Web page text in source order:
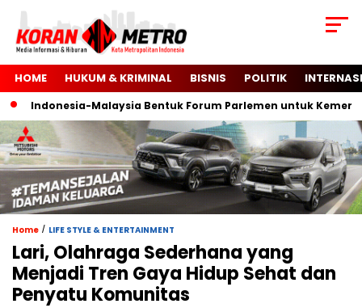
HOME HUKUM & KRIMINAL BISNIS POLITIK
Indonesia-Malaysia Bentuk Forum Parlemen untuk
Home / LIFE STYLE & ENTERTAINMENT
Lari, Olahraga Sederhana yang
Menjadi Tren Gaya Hidup Sehat dan
Penyatu Komunitas